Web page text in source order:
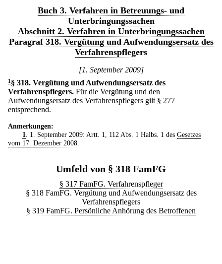
Buch 3. Verfahren in Betreuungs- und
Unterbringungssachen
Abschnitt 2. Verfahren in Unterbringungssachen
Paragraf 318. Vergütung und Aufwendungsersatz des
Verfahrenspflegers
[1. September 2009]
1 § 318. Vergütung und Aufwendungsersatz des
Verfahrenspflegers. Für die Vergütung und den
Aufwendungsersatz des Verfahrenspflegers gilt § 277
entsprechend.
Anmerkungen:
1
. 1. September 2009: Artt. 1, 112 Abs. 1 Halbs. 1 des Gesetzes
vom 17. Dezember 2008
Umfeld von § 318 FamFG
§ 317 FamFG. Verfahrenspfleger
§ 318 FamFG. Vergütung und Aufwendungsersatz des
Verfahrenspflegers
§ 319 FamFG. Persönliche Anhörung des Betroffenen